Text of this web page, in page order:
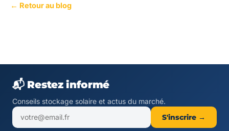
← Retour au blog
📬 Restez informé
Conseils stockage solaire et actus du marché.
S'inscrire →